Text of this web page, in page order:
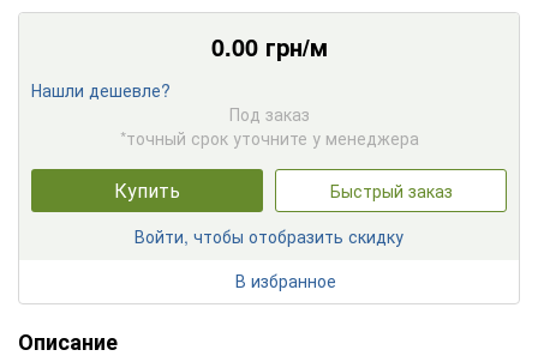
0.00грн/м
Нашли дешевле?
Под заказ
*точный срок уточните у менеджера
Купить
Быстрый заказ
Войти, чтобы отобразить скидку
В избранное
Описание